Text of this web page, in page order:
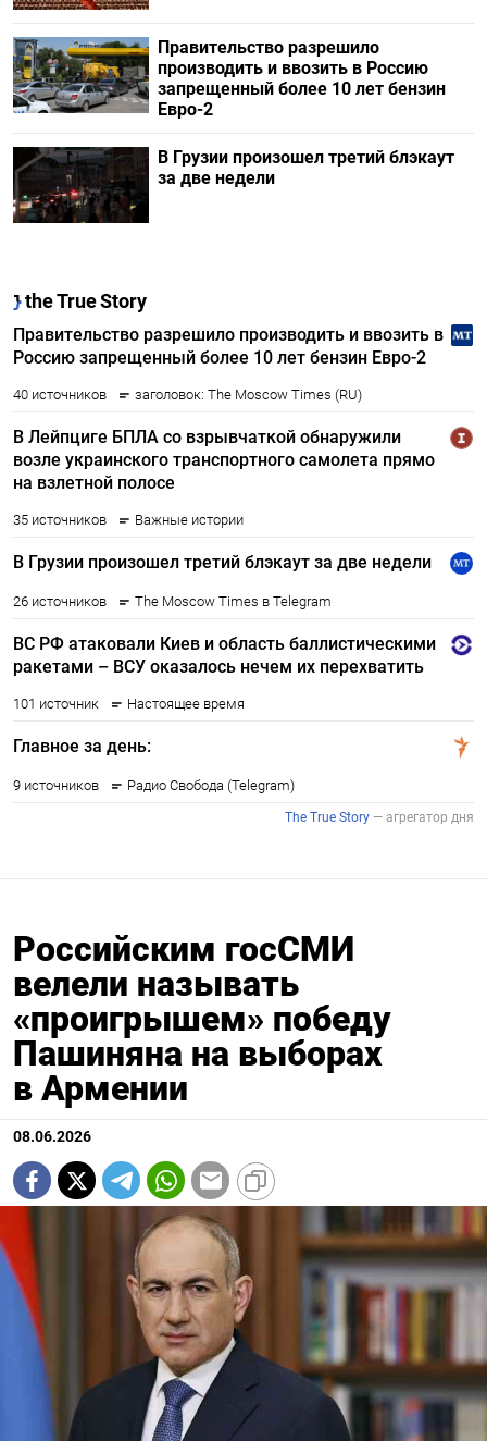
Правительство разрешило
производить и ввозить в Россию
запрещенный более 10 лет бензин
Евро-2
В Грузии произошел третий блэкаут
за две недели
Российским госСМИ
велели называть
«проигрышем» победу
Пашиняна на выборах
в Армении
08.06.2026